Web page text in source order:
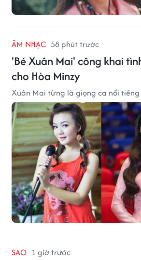
ÂM NHẠC 58 phút trước
'Bé Xuân Mai' công khai
cho Hòa Minzy
Xuân Mai từng là giọng ca nổi
SAO 1 giờ trước